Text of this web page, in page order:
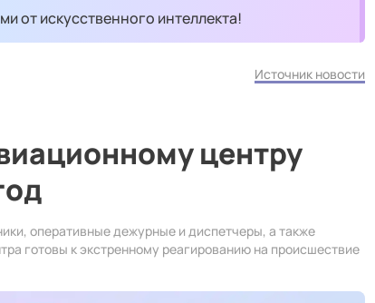
от искусственного интеллекта!
Источник новости
центру
оперативные дежурные и диспетчеры, а также
готовы к экстренному реагированию на происшествие